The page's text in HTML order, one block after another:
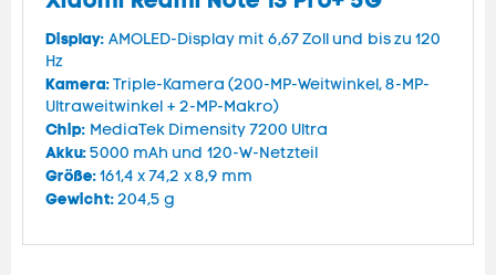
Display: AMOLED-Display mit 6,67 Zoll und bis zu 120
Hz
Kamera:Triple-Kamera (200-MP-Weitwinkel, 8-MP-
Ultraweitwinkel + 2-MP-Makro)
Chip: MediaTek Dimensity 7200 Ultra
Akku:5000 mAh und 120-W-Netzteil
Größe:161,4 x 74,2 x 8,9 mm
Gewicht:204,5 g